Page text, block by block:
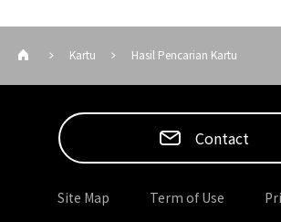
Kartu Hasil Pencarian Kartu
Contact
Site Map Term of Use